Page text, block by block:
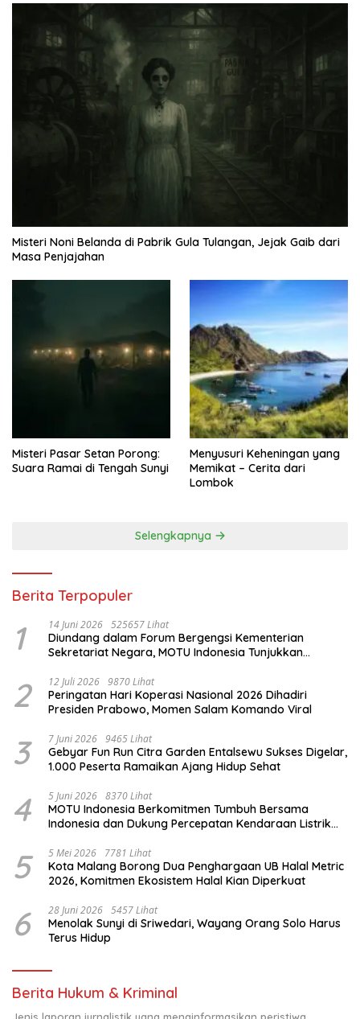
Misteri Noni Belanda di Pabrik Gula Tulangan, Jejak Gaib dari
Masa Penjajahan
Misteri Pasar Setan Porong:
Suara Ramai di Tengah Sunyi
Menyusuri Keheningan yang
Memikat – Cerita dari
Lombok
Selengkapnya
Berita Terpopuler
1 14 Juni 2026 525657 Lihat
Diundang dalam Forum Bergengsi Kementerian
Sekretariat Negara, MOTU Indonesia Tunjukkan
2 12 Juli 2026 9870 Lihat
Peringatan Hari Koperasi Nasional 2026 Dihadiri
Presiden Prabowo, Momen Salam Komando Viral
3 7 Juni 2026 9465 Lihat
Gebyar Fun Run Citra Garden Entalsewu Sukses Digelar,
1.000 Peserta Ramaikan Ajang Hidup Sehat
4 5 Juni 2026 8370 Lihat
MOTU Indonesia Berkomitmen Tumbuh Bersama
Indonesia dan Dukung Percepatan Kendaraan Listrik
5 5 Mei 2026 7781 Lihat
Kota Malang Borong Dua Penghargaan UB Halal Metric
2026, Komitmen Ekosistem Halal Kian Diperkuat
6 28 Juni 2026 5457 Lihat
Menolak Sunyi di Sriwedari, Wayang Orang Solo Harus
Terus Hidup
Berita Hukum & Kriminal